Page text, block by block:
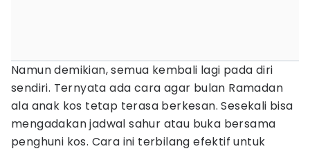
Namun demikian, semua kembali lagi pada diri
sendiri. Ternyata ada cara agar bulan Ramadan
ala anak kos tetap terasa berkesan. Sesekali bisa
mengadakan jadwal sahur atau buka bersama
penghuni kos. Cara ini terbilang efektif untuk